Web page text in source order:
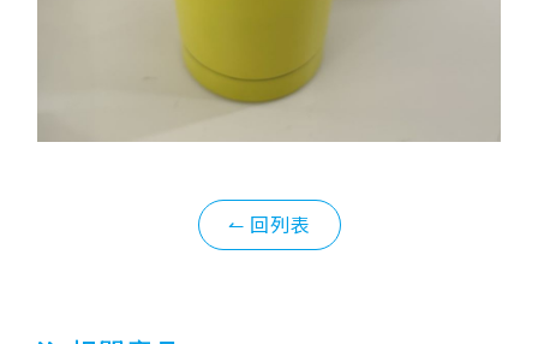
↼ 回列表